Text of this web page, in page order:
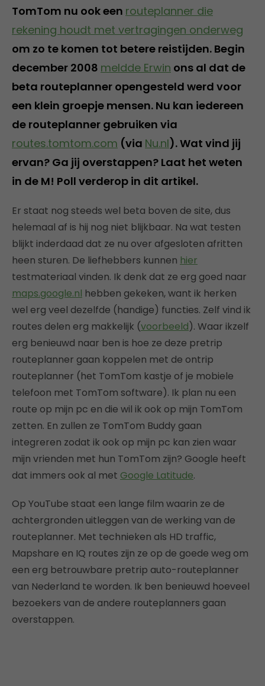
TomTom nu ook een routeplanner die
rekening houdt met vertragingen onderweg
om zo te komen tot betere reistijden. Begin
december 2008 meldde Erwin ons al dat de
beta routeplanner opengesteld werd voor
een klein groepje mensen. Nu kan iedereen
de routeplanner gebruiken via
routes.tomtom.com (via Nu.nl). Wat vind jij
ervan? Ga jij overstappen? Laat het weten
in de M! Poll verderop in dit artikel.
Er staat nog steeds wel beta boven de site, dus
helemaal af is hij nog niet blijkbaar. Na wat testen
blijkt inderdaad dat ze nu over afgesloten afritten
heen sturen. De liefhebbers kunnen hier
testmateriaal vinden. Ik denk dat ze erg goed naar
maps.google.nl hebben gekeken, want ik herken
wel erg veel dezelfde (handige) functies. Zelf vind ik
routes delen erg makkelijk (voorbeeld). Waar ikzelf
erg benieuwd naar ben is hoe ze deze pretrip
routeplanner gaan koppelen met de ontrip
routeplanner (het TomTom kastje of je mobiele
telefoon met TomTom software). Ik plan nu een
route op mijn pc en die wil ik ook op mijn TomTom
zetten. En zullen ze TomTom Buddy gaan
integreren zodat ik ook op mijn pc kan zien waar
mijn vrienden met hun TomTom zijn? Google heeft
dat immers ook al met Google Latitude.
Op YouTube staat een lange film waarin ze de
achtergronden uitleggen van de werking van de
routeplanner. Met technieken als HD traffic,
Mapshare en IQ routes zijn ze op de goede weg om
een erg betrouwbare pretrip auto-routeplanner
van Nederland te worden. Ik ben benieuwd hoeveel
bezoekers van de andere routeplanners gaan
overstappen.